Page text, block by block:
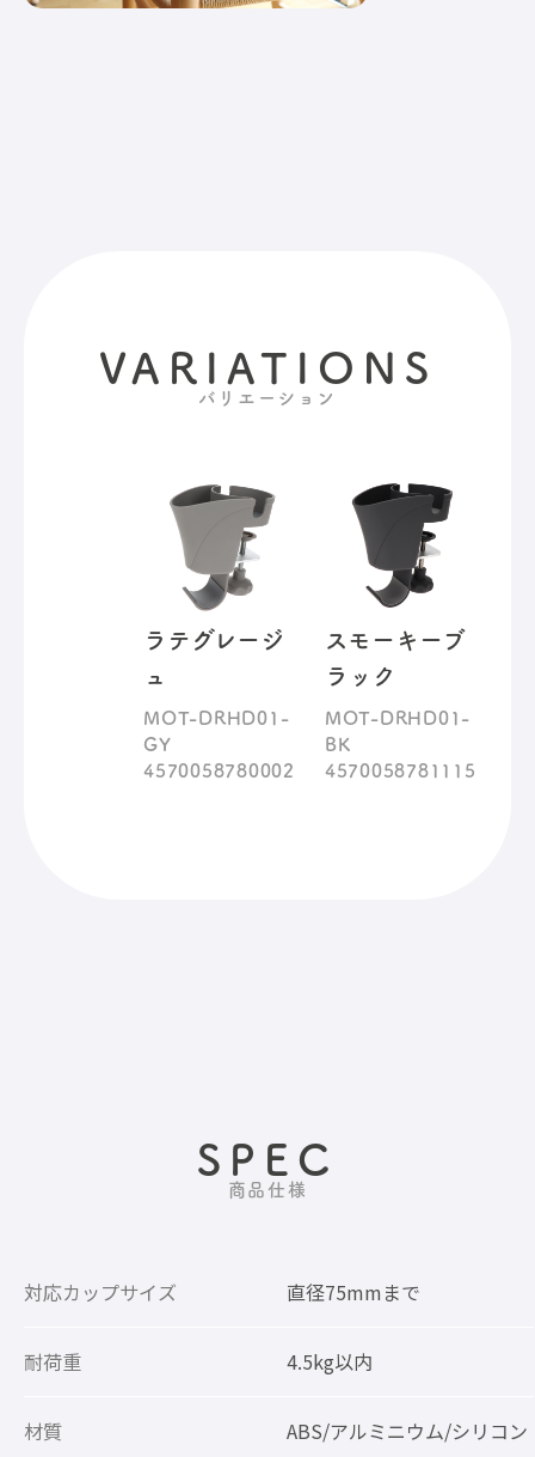
VARIATIONS
バリエーション
ラテグレージ
ュ
MOT-DRHD01-
GY
4570058780002
スモーキーブ
ラック
MOT-DRHD01-
BK
4570058781115
SPEC
商品仕様
対応カップサイズ 直径75mmまで
耐荷重 4.5kg以内
材質 ABS/アルミニウム/シリコン